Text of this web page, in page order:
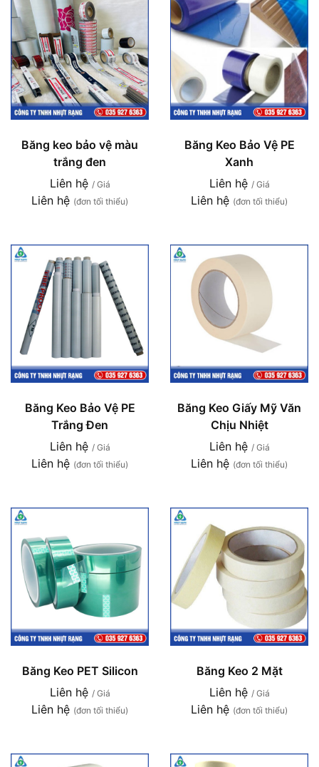
Băng keo bảo vệ màu
trắng đen
Liên hệ / Giá
Liên hệ (đơn tối thiểu)
Băng Keo Bảo Vệ PE
Xanh
Liên hệ / Giá
Liên hệ (đơn tối thiểu)
Băng Keo Bảo Vệ PE
Trắng Đen
Liên hệ / Giá
Liên hệ (đơn tối thiểu)
Băng Keo Giấy Mỹ Văn
Chịu Nhiệt
Liên hệ / Giá
Liên hệ (đơn tối thiểu)
Băng Keo PET Silicon
Liên hệ / Giá
Liên hệ (đơn tối thiểu)
Băng Keo 2 Mặt
Liên hệ / Giá
Liên hệ (đơn tối thiểu)